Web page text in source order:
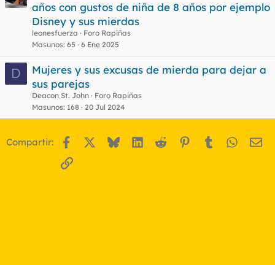
años con gustos de niña de 8 años por ejemplo
Disney y sus mierdas
leonesfuerza
Foro Rapiñas
Masunos 65 6 Ene 2025
D
Mujeres y sus excusas de mierda para dejar a
sus parejas
Deacon St. John
Foro Rapiñas
Masunos 168 20 Jul 2024
Compartir: Facebook BlueskyLinkedIn
Reddit Pinterest
Tumblr
Enlace